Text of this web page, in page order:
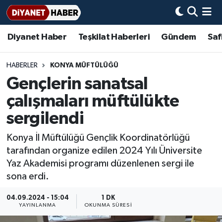
Diyanet Haber Teşkilat Haberleri Gündem
HABERLER KONYA MÜFTÜLÜĞÜ
Gençlerin sanatsal
çalışmaları müftülükte
sergilendi
Konya İl Müftülüğü Gençlik Koordinatörlüğü
tarafından organize edilen 2024 Yılı Üniversite
Yaz Akademisi programı düzenlenen sergi ile
sona erdi.
04.09.2024 - 15:04
YAYINLANMA
1 DK
OKUNMA SÜRESI
Diyanet Haber
Teşkilat Haberleri
Adana Müftülüğü
Adıyaman Müftülüğü
Afyonkarahisar Müftülüğü
Ağrı Müftülüğü
Aksaray Müftülüğü
Amasya Müftülüğü
Antalya Müftülüğü
Gündem
#Keşfet
Bir Ayet
Bir Hikaye
Biyografiler
Dini kavramlar
Diyanet Bilgi
Diyanet Takvimi
Hadislerle İslam
Basında Bugün
DİYANET eKİTAP
Aile Dergisi
Aylık Dergi
TDV
İmam Hatip Okulları
Başmakale
Hadis-i Şerifler
Hayat Okumaları
Nöbetçi Eczaneler
Hava Durumu
Ankara Namaz Vakitleri
Trafik Durumu
Süper Lig Puan Durumu ve Fikstür
Tüm Manşetler
Haber Arşivi